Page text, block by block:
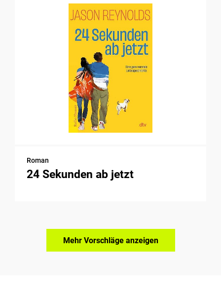
Roman
24 Sekunden ab jetzt
Mehr Vorschläge anzeigen